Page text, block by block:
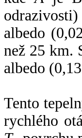
albedo
než 25 km.
albedo
Tento
rychlého